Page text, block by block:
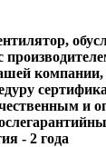
компании,
и
- 2 года